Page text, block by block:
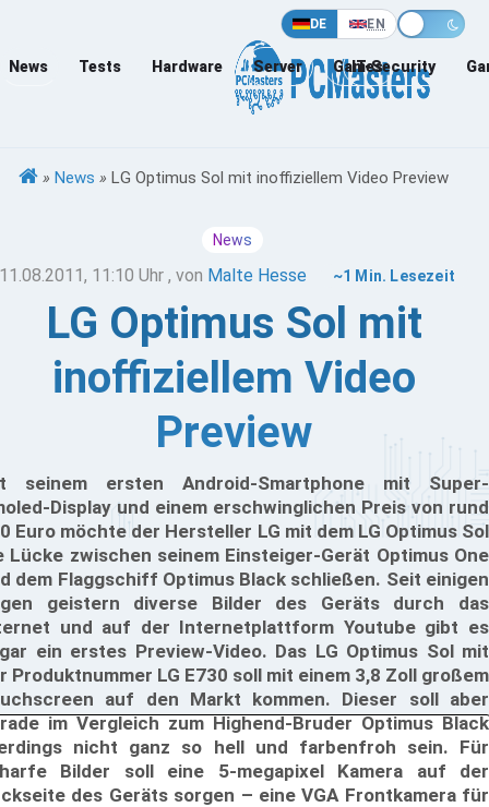
DE EN
News Tests Hardware Server Games
IT-Security
» News » LG Optimus Sol mit inoffiziellem Video Preview
News
11:10 Uhr , von Malte Hesse ~1 Min. Lesezeit
LG Optimus Sol mit
inoffiziellem Video
Preview
seinem ersten Android-Smartphone mit Super-
Display und einem erschwinglichen Preis von rund
Euro möchte der Hersteller LG mit dem LG Optimus Sol
Lücke zwischen seinem Einsteiger-Gerät Optimus One
dem Flaggschiff Optimus Black schließen. Seit einigen
geistern diverse Bilder des Geräts durch das
und auf der Internetplattform Youtube gibt es
ein erstes Preview-Video. Das LG Optimus Sol mit
Produktnummer LG E730 soll mit einem 3,8 Zoll großem
auf den Markt kommen. Dieser soll aber
im Vergleich zum Highend-Bruder Optimus Black
nicht ganz so hell und farbenfroh sein. Für
Bilder soll eine 5-megapixel Kamera auf der
des Geräts sorgen – eine VGA Frontkamera für